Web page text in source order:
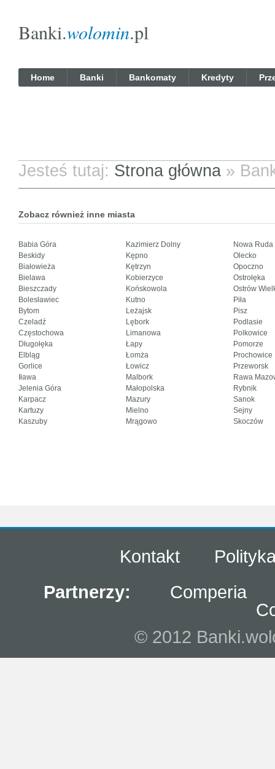
Banki.wolomin.pl
Home Banki Bankomaty Kredyty
Jesteś tutaj: Strona główna »
Zobacz również inne miasta
Babia Góra
Beskidy
Białowieża
Bielawa
Bieszczady
Bolesławiec
Bytom
Czeladź
Częstochowa
Długołęka
Elbląg
Gorlice
Iława
Jelenia Góra
Karpacz
Kartuzy
Kaszuby
Kazimierz Dolny
Kępno
Kętrzyn
Kobierzyce
Końskowola
Kutno
Leżajsk
Lębork
Limanowa
Łapy
Łomża
Łowicz
Malbork
Małopolska
Mazury
Mielno
Mrągowo
Nowa Ruda
Olecko
Opoczno
Ostrołęka
Ostrów
Piła
Pisz
Podlasie
Polkowice
Pomorze
Prochowice
Przeworsk
Rawa
Rybnik
Sanok
Sejny
Skoczów
Kontakt
Partnerzy:
Comperia
© 2012